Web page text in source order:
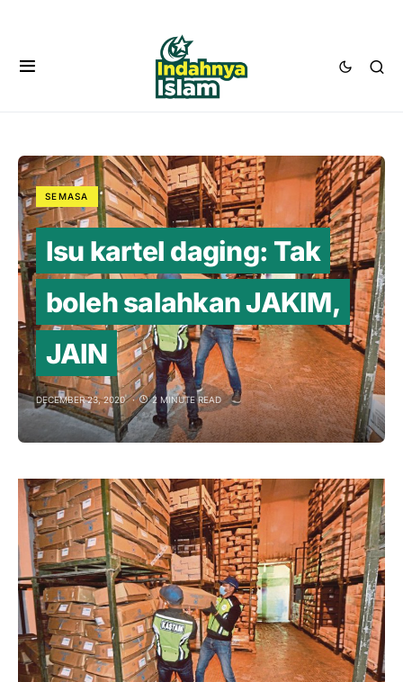
SEMASA
Isu kartel daging: Tak
boleh salahkan JAKIM,
JAIN
DECEMBER 23, 2020 2 MINUTE READ